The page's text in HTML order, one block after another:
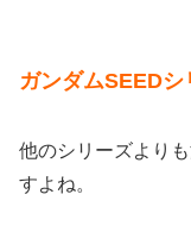
ガンダムSEEDシ
他のシリーズより
すよね。